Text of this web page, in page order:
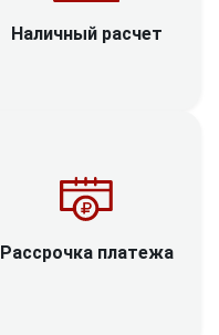
Наличный расчет
Рассрочка платежа